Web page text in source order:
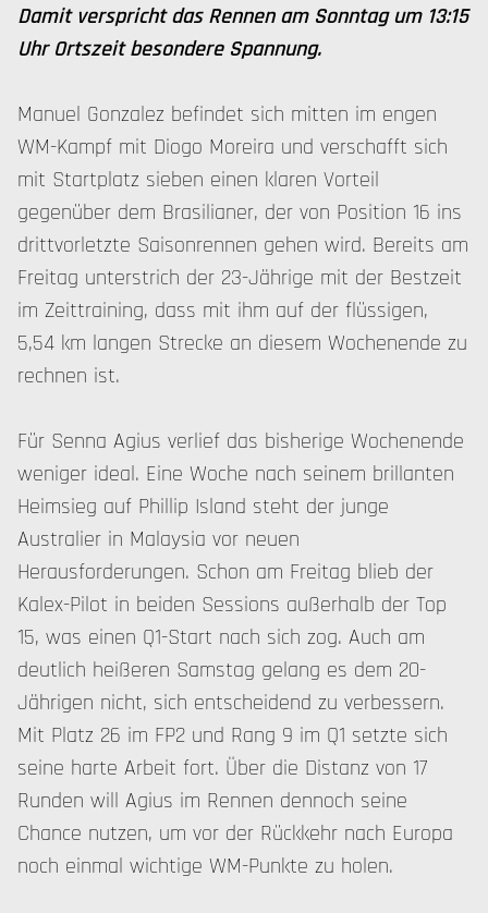
Damit verspricht das Rennen am Sonntag um 13:15
Uhr Ortszeit besondere Spannung.
Manuel Gonzalez befindet sich mitten im engen
WM-Kampf mit Diogo Moreira und verschafft sich
mit Startplatz sieben einen klaren Vorteil
gegenüber dem Brasilianer, der von Position 16 ins
drittvorletzte Saisonrennen gehen wird. Bereits am
Freitag unterstrich der 23-Jährige mit der Bestzeit
im Zeittraining, dass mit ihm auf der flüssigen,
5,54 km langen Strecke an diesem Wochenende zu
rechnen ist.
Für Senna Agius verlief das bisherige Wochenende
weniger ideal. Eine Woche nach seinem brillanten
Heimsieg auf Phillip Island steht der junge
Australier in Malaysia vor neuen
Herausforderungen. Schon am Freitag blieb der
Kalex-Pilot in beiden Sessions außerhalb der Top
15, was einen Q1-Start nach sich zog. Auch am
deutlich heißeren Samstag gelang es dem 20-
Jährigen nicht, sich entscheidend zu verbessern.
Mit Platz 26 im FP2 und Rang 9 im Q1 setzte sich
seine harte Arbeit fort. Über die Distanz von 17
Runden will Agius im Rennen dennoch seine
Chance nutzen, um vor der Rückkehr nach Europa
noch einmal wichtige WM-Punkte zu holen.